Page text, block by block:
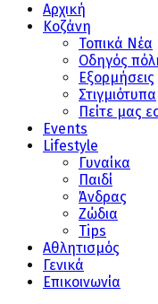
Αρχική
Κοζάνη
Τοπικά Νέα
Οδηγός
Εξορμήσεις
Στιγμιότυπα
Πείτε μας
Events
Lifestyle
Γυναίκα
Παιδί
Άνδρας
Ζώδια
Tips
Αθλητισμός
Γενικά
Επικοινωνία